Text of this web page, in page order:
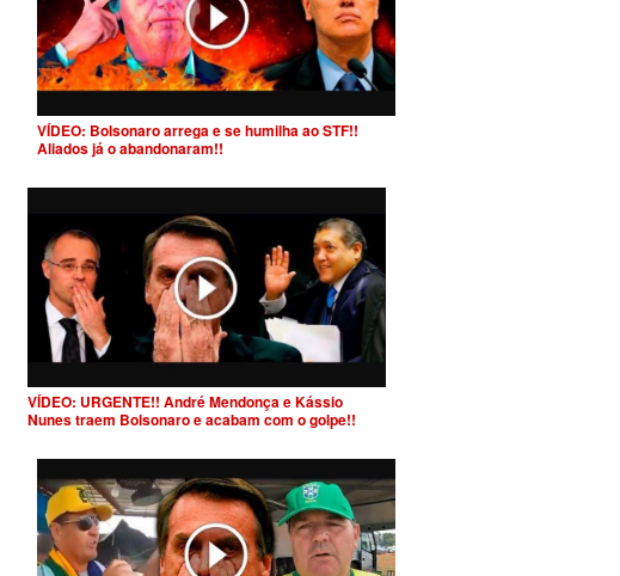
VÍDEO: Bolsonaro arrega e se humilha ao STF!!
Aliados já o abandonaram!!
VÍDEO: URGENTE!! André Mendonça e Kássio
Nunes traem Bolsonaro e acabam com o golpe!!